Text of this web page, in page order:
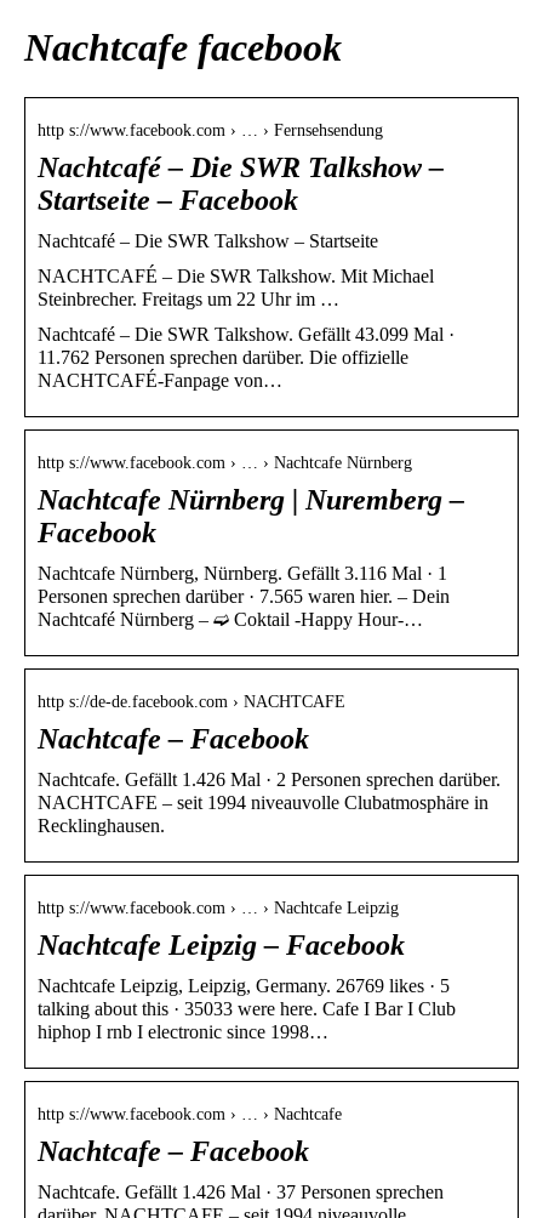
Nachtcafe facebook
http s://www.facebook.com › … › Fernsehsendung
Nachtcafé – Die SWR Talkshow –
Startseite – Facebook
Nachtcafé – Die SWR Talkshow – Startseite
NACHTCAFÉ – Die SWR Talkshow. Mit Michael
Steinbrecher. Freitags um 22 Uhr im …
Nachtcafé – Die SWR Talkshow. Gefällt 43.099 Mal ·
11.762 Personen sprechen darüber. Die offizielle
NACHTCAFÉ-Fanpage von…
http s://www.facebook.com › … › Nachtcafe Nürnberg
Nachtcafe Nürnberg | Nuremberg –
Facebook
Nachtcafe Nürnberg, Nürnberg. Gefällt 3.116 Mal · 1
Personen sprechen darüber · 7.565 waren hier. – Dein
Nachtcafé Nürnberg – ➫ Coktail -Happy Hour-…
http s://de-de.facebook.com › NACHTCAFE
Nachtcafe – Facebook
Nachtcafe. Gefällt 1.426 Mal · 2 Personen sprechen darüber.
NACHTCAFE – seit 1994 niveauvolle Clubatmosphäre in
Recklinghausen.
http s://www.facebook.com › … › Nachtcafe Leipzig
Nachtcafe Leipzig – Facebook
Nachtcafe Leipzig, Leipzig, Germany. 26769 likes · 5
talking about this · 35033 were here. Cafe I Bar I Club
hiphop I rnb I electronic since 1998…
http s://www.facebook.com › … › Nachtcafe
Nachtcafe – Facebook
Nachtcafe. Gefällt 1.426 Mal · 37 Personen sprechen